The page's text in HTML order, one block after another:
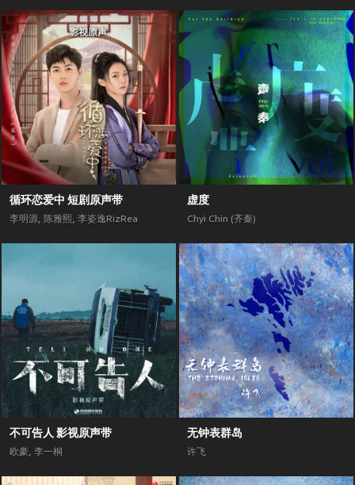
循环恋爱中 短剧原声带
李明源, 陈雅熙, 李姿逸RizRea
虚度
Chyi Chin (齐秦)
不可告人 影视原声带
欧豪, 李一桐
无钟表群岛
许飞